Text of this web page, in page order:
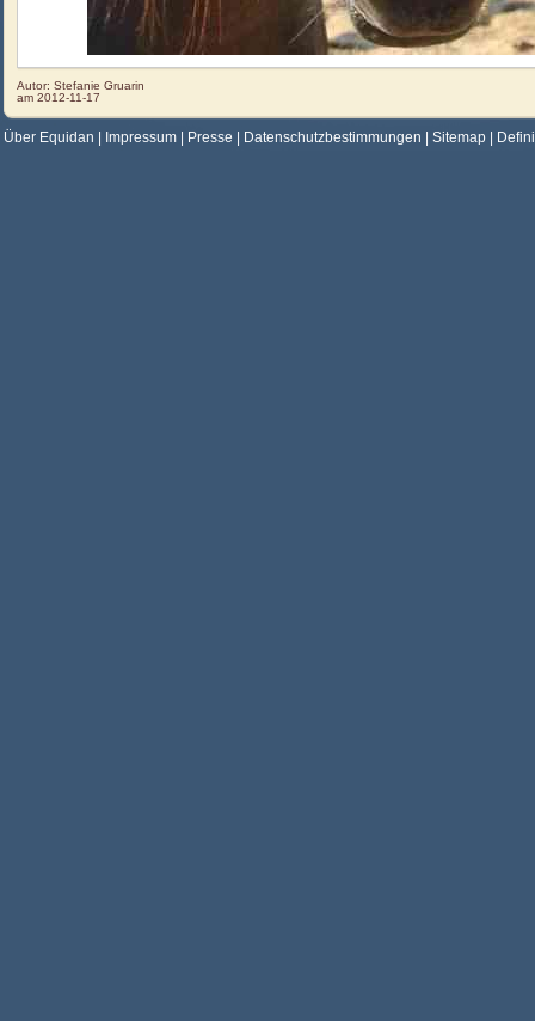
Autor: Stefanie Gruarin
am 2012-11-17
Über Equidan Impressum Presse Datenschutzbestimmungen Sitemap